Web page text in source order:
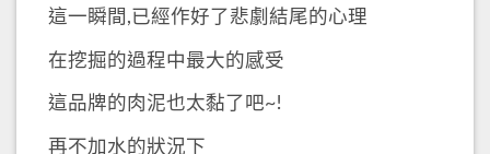
這一瞬間,已經作好了悲劇結尾的心理
在挖掘的過程中最大的感受
這品牌的肉泥也太黏了吧~!
再不加水的狀況下